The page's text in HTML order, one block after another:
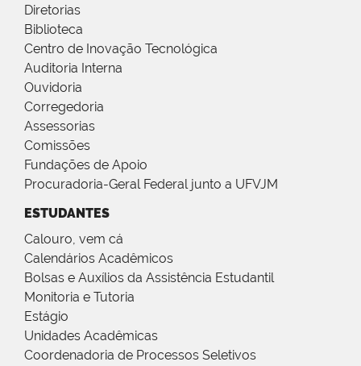
Diretorias
Biblioteca
Centro de Inovação Tecnológica
Auditoria Interna
Ouvidoria
Corregedoria
Assessorias
Comissões
Fundações de Apoio
Procuradoria-Geral Federal junto a UFVJM
ESTUDANTES
Calouro, vem cá
Calendários Acadêmicos
Bolsas e Auxílios da Assistência Estudantil
Monitoria e Tutoria
Estágio
Unidades Acadêmicas
Coordenadoria de Processos Seletivos